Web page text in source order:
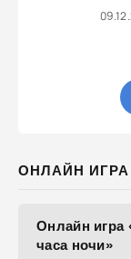
ОНЛАЙН ИГРА
Онлайн игра
часа ночи»